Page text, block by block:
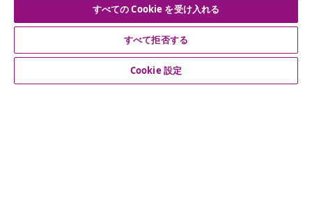
公式SNSアカウント
すべての Cookie を受け入れる
すべて拒否する
Cookie 設定